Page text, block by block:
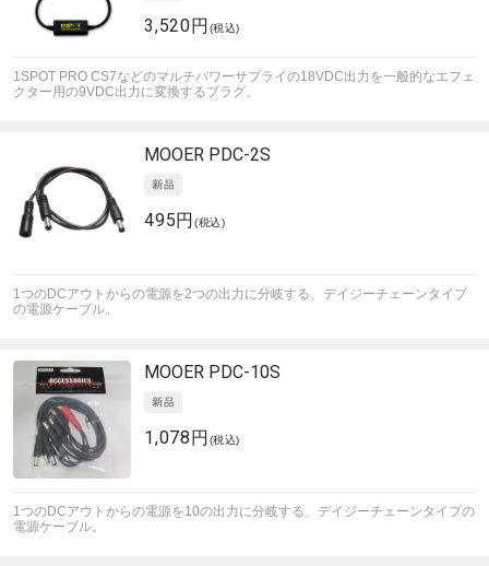
3,520円 (税込)
1SPOT PRO CS7などのマルチパワーサプライの18VDC出力を一般的なエフェ
クター用の9VDC出力に変換するプラグ。
MOOER PDC-2S
495円(税込)
1つのDCアウトからの電源を2つの出力に分岐する、デイジーチェーンタイプ
の電源ケーブル。
MOOER PDC-10S
1,078円 (税込)
1つのDCアウトからの電源を10の出力に分岐する、デイジーチェーンタイプの
電源ケーブル。